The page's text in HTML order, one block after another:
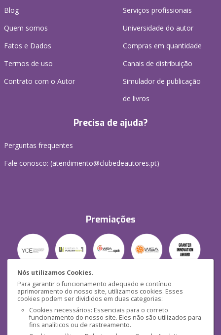
Nós utilizamos Cookies.
Para garantir o funcionamento adequado e contínuo
aprimoramento do nosso site, utilizamos cookies. Esses
cookies podem ser divididos em duas categorias:
Cookies necessários: Essenciais para o correto
funcionamento do nosso site. Eles não são utilizados para
fins analíticos ou de rastreamento.
Blog
Quem somos
Fatos e Dados
Termos de uso
Contrato com o Autor
Serviços profissionais
Universidade do autor
Compras em quantidade
Canais de distribuição
Simulador de publicação
de livros
Precisa de ajuda?
Perguntas frequentes
Fale conosco: (atendimento@clubedeautores.pt)
Premiações
Segurança